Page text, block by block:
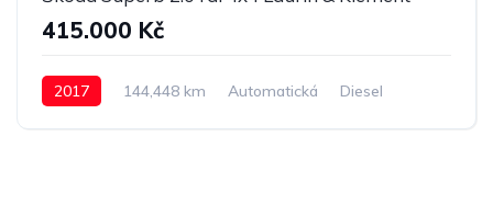
415.000 Kč
2017 144,448 km Automatická
Diesel